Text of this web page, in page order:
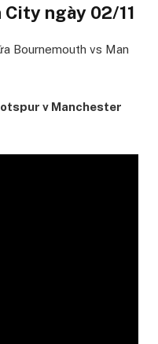
ngày 02/11
Bournemouth vs Man
v Manchester